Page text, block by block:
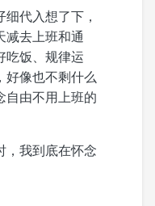
代入想了下，
减去上班和通
吃饭、规律运
好像也不剩什么
自由不用上班的
，我到底在怀念